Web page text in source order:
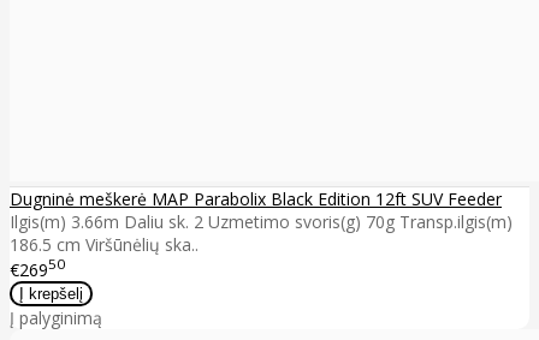
Dugninė meškerė MAP Parabolix Black Edition 12ft SUV Feeder
Ilgis(m) 3.66m Daliu sk. 2 Uzmetimo svoris(g) 70g Transp.ilgis(m)
186.5 cm Viršūnėlių ska..
€26950
Į palyginimą